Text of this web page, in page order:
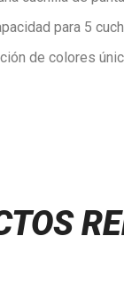
para 5
de colores